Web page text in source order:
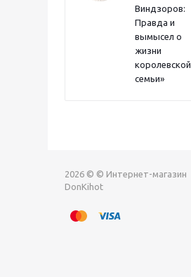
Виндзоров:
Правда и
вымысел о
жизни
королевской
семьи»
2026 © © Интернет-магазин
DonKihot